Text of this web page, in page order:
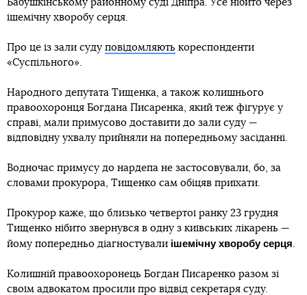
Бабушкінському районному суді Дніпра. Усе нібито через
ішемічну хворобу серця.
Про це із зали суду повідомляють кореспонденти
«Суспільного».
Народного депутата Тищенка, а також колишнього
правоохоронця Богдана Писаренка, який теж фігурує у
справі, мали примусово доставити до зали суду —
відповідну ухвалу прийняли на попередньому засіданні.
Водночас примусу до нардепа не застосовували, бо, за
словами прокурора, Тищенко сам обіцяв приїхати.
Прокурор каже, що близько четвертої ранку 23 грудня
Тищенко нібито звернувся в одну з київських лікарень —
йому попередньо діагностували ішемічну хворобу серця.
Колишній правоохоронець Богдан Писаренко разом зі
своїм адвокатом просили про відвід секретаря суду.